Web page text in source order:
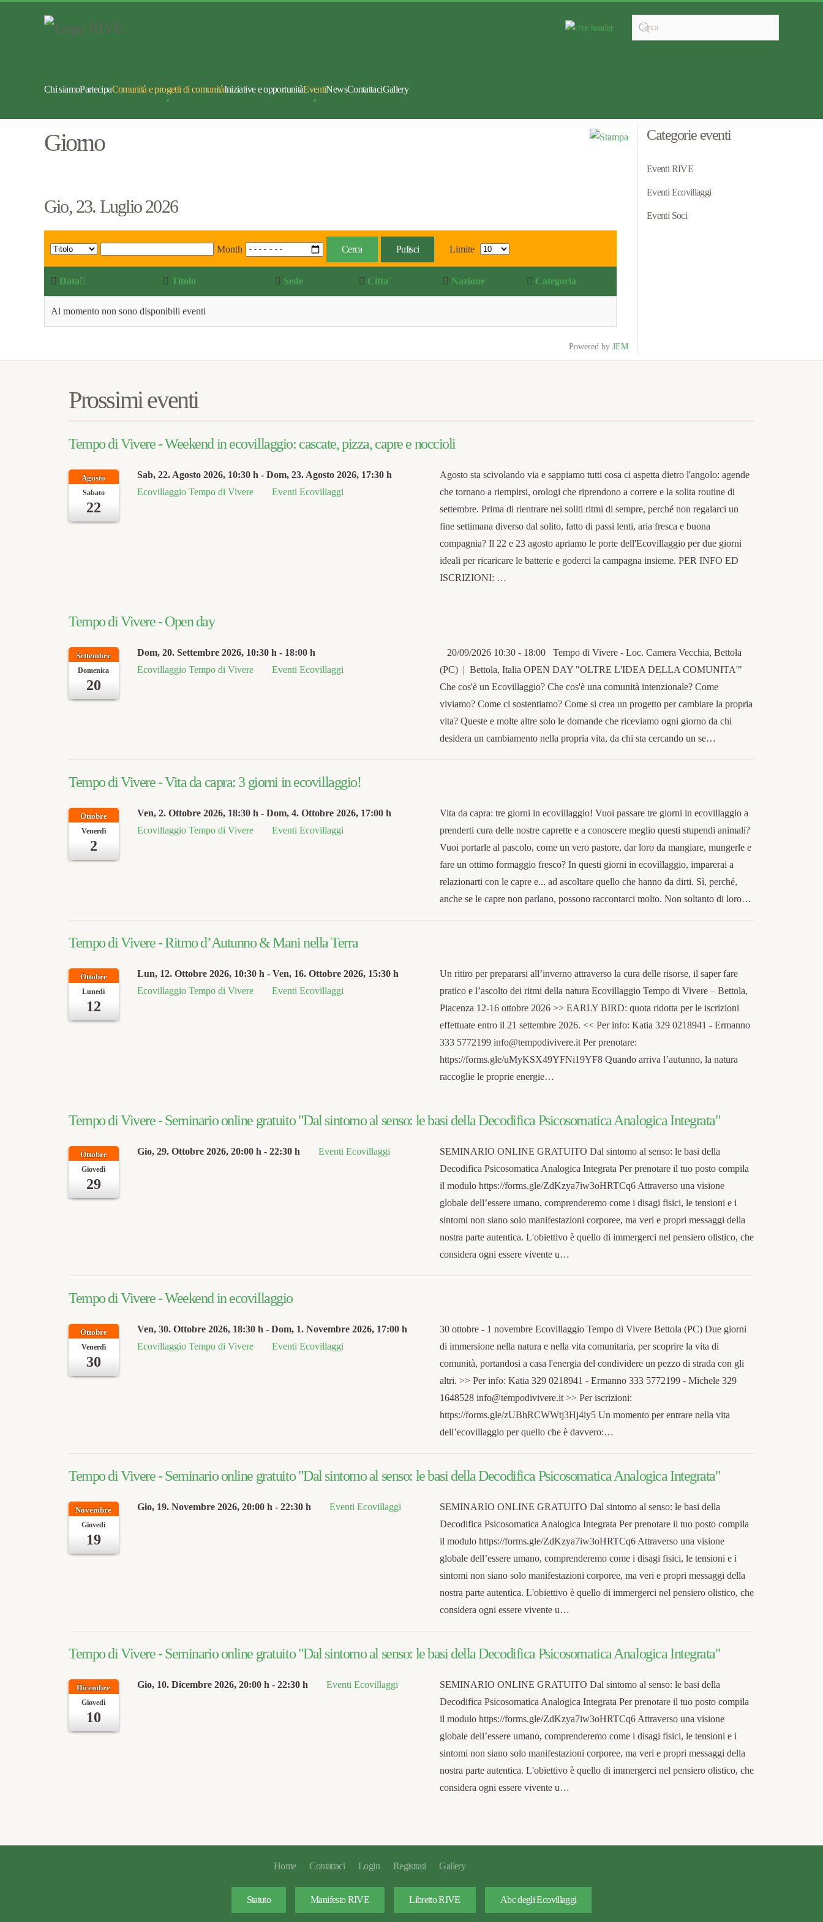
Chi siamoPartecipaComunità e progetti di comunitàIniziative e opportunitàEventiNewsContattaciGallery
Giorno
Gio, 23. Luglio 2026
Month Cerca Pulisci Limite
Data Titolo Sede Citta` Nazione Categoria
Al momento non sono disponibili eventi
Powered by JEM
Categorie eventi
Eventi RIVE
Eventi Ecovillaggi
Eventi Soci
Prossimi eventi
Tempo di Vivere - Weekend in ecovillaggio: cascate, pizza, capre e noccioli
Agosto
Sabato
22
Sab, 22. Agosto 2026, 10:30 h - Dom, 23. Agosto 2026, 17:30 h
Ecovillaggio Tempo di Vivere
Eventi Ecovillaggi
Agosto sta scivolando via e sappiamo tutti cosa ci aspetta dietro l'angolo: agende
che tornano a riempirsi, orologi che riprendono a correre e la solita routine di
settembre. Prima di rientrare nei soliti ritmi di sempre, perché non regalarci un
fine settimana diverso dal solito, fatto di passi lenti, aria fresca e buona
compagnia? Il 22 e 23 agosto apriamo le porte dell'Ecovillaggio per due giorni
ideali per ricaricare le batterie e goderci la campagna insieme. PER INFO ED
ISCRIZIONI: …
Tempo di Vivere - Open day
Settembre
Domenica
20
Dom, 20. Settembre 2026, 10:30 h - 18:00 h
Ecovillaggio Tempo di Vivere
Eventi Ecovillaggi
20/09/2026 10:30 - 18:00 Tempo di Vivere - Loc. Camera Vecchia, Bettola
(PC) | Bettola, Italia OPEN DAY "OLTRE L'IDEA DELLA COMUNITA'"
Che cos'è un Ecovillaggio? Che cos'è una comunità intenzionale? Come
viviamo? Come ci sostentiamo? Come si crea un progetto per cambiare la propria
vita? Queste e molte altre solo le domande che riceviamo ogni giorno da chi
desidera un cambiamento nella propria vita, da chi sta cercando un se…
Tempo di Vivere - Vita da capra: 3 giorni in ecovillaggio!
Ottobre
Venerdì
2
Ven, 2. Ottobre 2026, 18:30 h - Dom, 4. Ottobre 2026, 17:00 h
Ecovillaggio Tempo di Vivere
Eventi Ecovillaggi
Vita da capra: tre giorni in ecovillaggio! Vuoi passare tre giorni in ecovillaggio a
prenderti cura delle nostre caprette e a conoscere meglio questi stupendi animali?
Vuoi portarle al pascolo, come un vero pastore, dar loro da mangiare, mungerle e
fare un ottimo formaggio fresco? In questi giorni in ecovillaggio, imparerai a
relazionarti con le capre e... ad ascoltare quello che hanno da dirti. Sì, perché,
anche se le capre non parlano, possono raccontarci molto. Non soltanto di loro…
Tempo di Vivere - Ritmo d’Autunno & Mani nella Terra
Ottobre
Lunedì
12
Lun, 12. Ottobre 2026, 10:30 h - Ven, 16. Ottobre 2026, 15:30 h
Ecovillaggio Tempo di Vivere
Eventi Ecovillaggi
Un ritiro per prepararsi all’inverno attraverso la cura delle risorse, il saper fare
pratico e l’ascolto dei ritmi della natura Ecovillaggio Tempo di Vivere – Bettola,
Piacenza 12-16 ottobre 2026 >> EARLY BIRD: quota ridotta per le iscrizioni
effettuate entro il 21 settembre 2026. << Per info: Katia 329 0218941 - Ermanno
333 5772199 info@tempodivivere.it Per prenotare:
https://forms.gle/uMyKSX49YFNi19YF8 Quando arriva l’autunno, la natura
raccoglie le proprie energie…
Tempo di Vivere - Seminario online gratuito "Dal sintomo al senso: le basi della Decodifica Psicosomatica Analogica Integrata"
Ottobre
Giovedì
29
Gio, 29. Ottobre 2026, 20:00 h - 22:30 h Eventi Ecovillaggi
SEMINARIO ONLINE GRATUITO Dal sintomo al senso: le basi della
Decodifica Psicosomatica Analogica Integrata Per prenotare il tuo posto compila
il modulo https://forms.gle/ZdKzya7iw3oHRTCq6 Attraverso una visione
globale dell’essere umano, comprenderemo come i disagi fisici, le tensioni e i
sintomi non siano solo manifestazioni corporee, ma veri e propri messaggi della
nostra parte autentica. L'obiettivo è quello di immergerci nel pensiero olistico, che
considera ogni essere vivente u…
Tempo di Vivere - Weekend in ecovillaggio
Ottobre
Venerdì
30
Ven, 30. Ottobre 2026, 18:30 h - Dom, 1. Novembre 2026, 17:00 h
Ecovillaggio Tempo di Vivere
Eventi Ecovillaggi
30 ottobre - 1 novembre Ecovillaggio Tempo di Vivere Bettola (PC) Due giorni
di immersione nella natura e nella vita comunitaria, per scoprire la vita di
comunità, portandosi a casa l'energia del condividere un pezzo di strada con gli
altri. >> Per info: Katia 329 0218941 - Ermanno 333 5772199 - Michele 329
1648528 info@tempodivivere.it >> Per iscrizioni:
https://forms.gle/zUBhRCWWtj3Hj4iy5 Un momento per entrare nella vita
dell’ecovillaggio per quello che è davvero:…
Tempo di Vivere - Seminario online gratuito "Dal sintomo al senso: le basi della Decodifica Psicosomatica Analogica Integrata"
Novembre
Giovedì
19
Gio, 19. Novembre 2026, 20:00 h - 22:30 h Eventi Ecovillaggi
SEMINARIO ONLINE GRATUITO Dal sintomo al senso: le basi della
Decodifica Psicosomatica Analogica Integrata Per prenotare il tuo posto compila
il modulo https://forms.gle/ZdKzya7iw3oHRTCq6 Attraverso una visione
globale dell’essere umano, comprenderemo come i disagi fisici, le tensioni e i
sintomi non siano solo manifestazioni corporee, ma veri e propri messaggi della
nostra parte autentica. L'obiettivo è quello di immergerci nel pensiero olistico, che
considera ogni essere vivente u…
Tempo di Vivere - Seminario online gratuito "Dal sintomo al senso: le basi della Decodifica Psicosomatica Analogica Integrata"
Dicembre
Giovedì
10
Gio, 10. Dicembre 2026, 20:00 h - 22:30 h Eventi Ecovillaggi
SEMINARIO ONLINE GRATUITO Dal sintomo al senso: le basi della
Decodifica Psicosomatica Analogica Integrata Per prenotare il tuo posto compila
il modulo https://forms.gle/ZdKzya7iw3oHRTCq6 Attraverso una visione
globale dell’essere umano, comprenderemo come i disagi fisici, le tensioni e i
sintomi non siano solo manifestazioni corporee, ma veri e propri messaggi della
nostra parte autentica. L'obiettivo è quello di immergerci nel pensiero olistico, che
considera ogni essere vivente u…
Home Contattaci Login Registrati Gallery
Statuto Manifesto RIVE Libretto RIVE Abc degli Ecovillaggi